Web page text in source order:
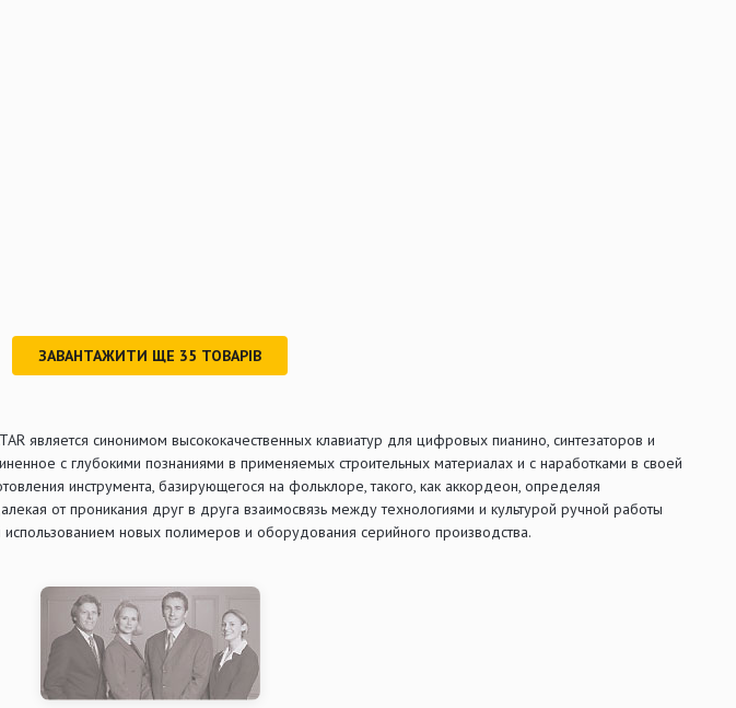
ЗАВАНТАЖИТИ ЩЕ 35 ТОВАРІВ
является синонимом высококачественных клавиатур для цифровых пианино, синтезаторов и
с глубокими познаниями в применяемых строительных материалах и с наработками в своей
инструмента, базирующегося на фольклоре, такого, как аккордеон, определяя
от проникания друг в друга взаимосвязь между технологиями и культурой ручной работы
новых полимеров и оборудования серийного производства.